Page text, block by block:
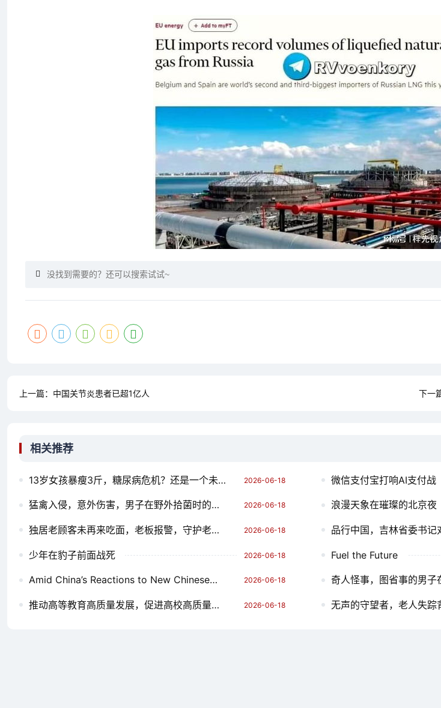
上一篇： 中国关节炎患者已超1亿人 下一
相关推荐
13岁女孩暴瘦3斤，糖尿病危机？还是一个未雨之滴？ 2026-06-18 微信支付宝打响AI支付战
猛禽入侵，意外伤害，男子在野外拾菌时的不幸经历 2026-06-18 浪漫天象在璀璨的北京夜
独居老顾客未再来吃面，老板报警，守护老街的温情 2026-06-18 品行中国，吉林省委书记对
少年在豹子前面战死 2026-06-18 Fuel the Future
Amid China’s Reactions to New Chinese玩具无人机,Does the World Need to Watch? 2026-06-18 奇人怪事，图省事的男子在
推动高等教育高质量发展，促进高校高质量发展 2026-06-18 无声的守望者，老人失踪